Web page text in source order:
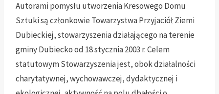
Autorami pomysłu utworzenia Kresowego Domu
Sztuki są członkowie Towarzystwa Przyjaciół Ziemi
Dubieckiej, stowarzyszenia działającego na terenie
gminy Dubiecko od 18 stycznia 2003 r. Celem
statutowym Stowarzyszenia jest, obok działalności
charytatywnej, wychowawczej, dydaktycznej i